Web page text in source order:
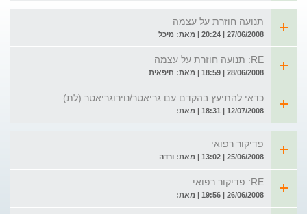
תנועה חוזרת על עצמה
27/06/2008 | 20:24 | מאת: מיכל
RE: תנועה חוזרת על עצמה
28/06/2008 | 18:59 | מאת: חיפאית
כדאי להתיעץ בהקדם עם גריאטר/נוירוגריאטר (לת)
12/07/2008 | 18:31 | מאת:
פדיקור רפואי
25/06/2008 | 13:02 | מאת: ורדה
RE: פדיקור רפואי
26/06/2008 | 19:56 | מאת: